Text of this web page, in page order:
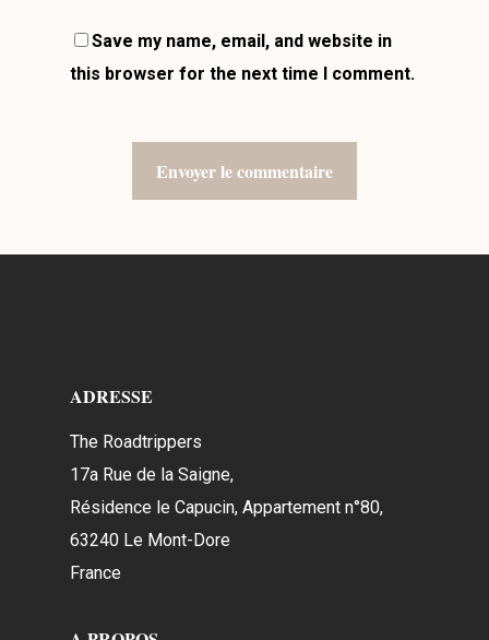
Save my name, email, and website in
this browser for the next time I comment.
ADRESSE
The Roadtrippers
17a Rue de la Saigne,
Résidence le Capucin, Appartement n°80,
63240 Le Mont-Dore
France